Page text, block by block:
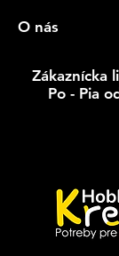
O nás
Zákaznícka
Po - Pia